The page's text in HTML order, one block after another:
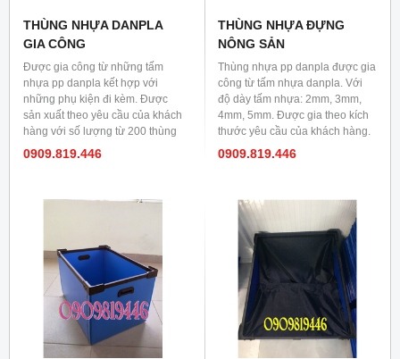
THÙNG NHỰA DANPLA
GIA CÔNG
Được gia công từ những tấm
nhựa pp danpla kết hợp với
những phụ kiện đi kèm. Được
sản xuất theo yêu cầu của khách
hàng với số lượng từ 200 thùng
trở lên.
0909.819.446
THÙNG NHỰA ĐỰNG
NÔNG SẢN
Thùng nhựa pp danpla được gia
công từ tấm nhựa danpla. Với
độ dày tấm nhựa: 2mm, 3mm,
4mm, 5mm. Được gia theo kích
thước yêu cầu của khách hàng.
0909.819.446